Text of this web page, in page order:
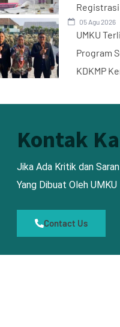
Registrasi
05 Agu 2026
UMKU
Program
KDKMP
Kontak
Jika Ada Kritik dan
Yang Dibuat Oleh UMKU
Contact Us